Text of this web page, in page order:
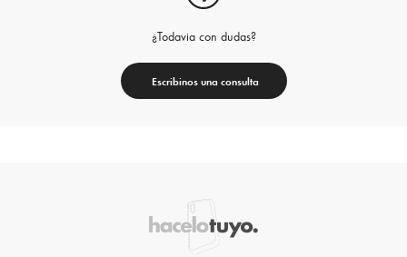
¿Todavia con dudas?
Escribinos una consulta